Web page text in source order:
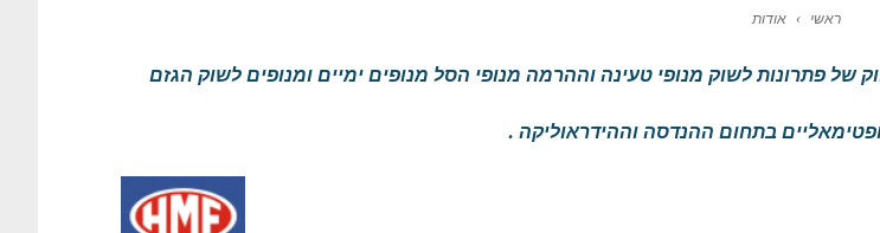
ראשי › אודות
מיום הקמתה ביבוא ושיווק של פתרונות לשוק מנופי טעינה וההרמה מנופי הסל מנופים ימיים ומנופים לשוק הגזם
בתחום ההנדסה וההידראוליקה .